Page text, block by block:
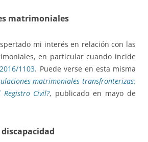
matrimoniales
mi interés en relación con las
en particular cuando incide
1103. Puede verse en esta misma
matrimoniales transfronterizas:
Civil?, publicado en mayo de